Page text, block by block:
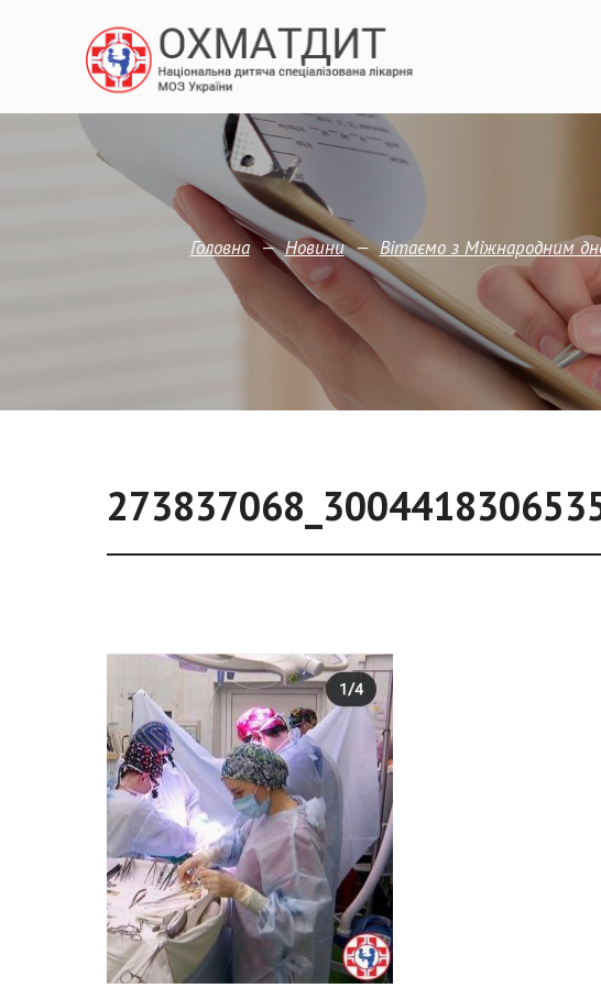
Головна — Новини — Вітаємо з Міжнародним